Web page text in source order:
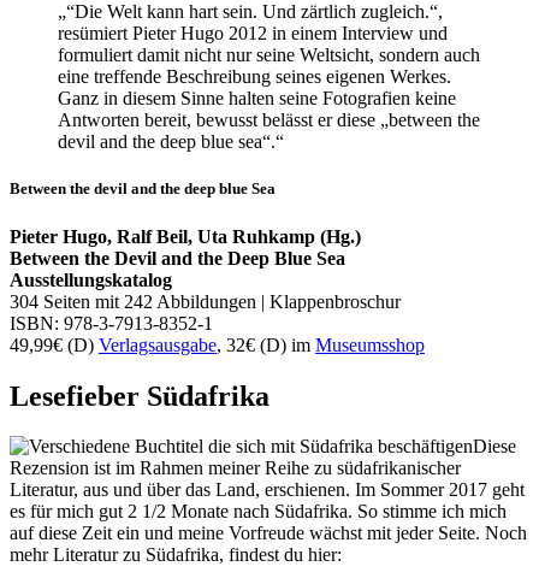
„“Die Welt kann hart sein. Und zärtlich zugleich.“,
resümiert Pieter Hugo 2012 in einem Interview und
formuliert damit nicht nur seine Weltsicht, sondern auch
eine treffende Beschreibung seines eigenen Werkes.
Ganz in diesem Sinne halten seine Fotografien keine
Antworten bereit, bewusst belässt er diese „between the
devil and the deep blue sea“.“
Between the devil and the deep blue Sea
Pieter Hugo, Ralf Beil, Uta Ruhkamp (Hg.)
Between the Devil and the Deep Blue Sea
Ausstellungskatalog
304 Seiten mit 242 Abbildungen | Klappenbroschur
ISBN: 978-3-7913-8352-1
49,99€ (D) Verlagsausgabe, 32€ (D) im Museumsshop
Lesefieber Südafrika
Diese
Rezension ist im Rahmen meiner Reihe zu südafrikanischer
Literatur, aus und über das Land, erschienen. Im Sommer 2017 geht
es für mich gut 2 1/2 Monate nach Südafrika. So stimme ich mich
auf diese Zeit ein und meine Vorfreude wächst mit jeder Seite. Noch
mehr Literatur zu Südafrika, findest du hier: